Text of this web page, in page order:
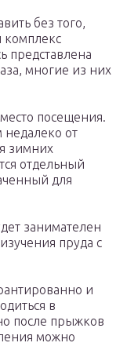
без того,
комплекс
представлена
многие из них
посещения.
недалеко от
зимних
отдельный
для
занимателен
пруда с
и
в
после прыжков
можно